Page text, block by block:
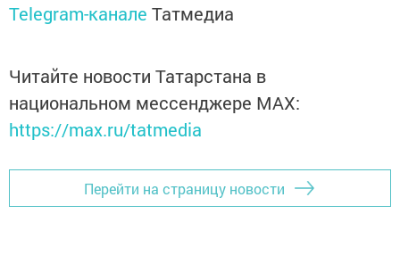
Telegram-канале Татмедиа
Читайте новости Татарстана в
национальном мессенджере MАХ:
https://max.ru/tatmedia
Перейти на страницу новости